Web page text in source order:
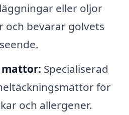
eller oljor
och bevarar golvets
mattor: Specialiserad
för
och allergener.